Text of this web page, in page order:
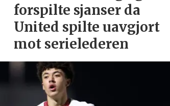
forspilte sjanser da
United spilte uavgjort
mot serielederen